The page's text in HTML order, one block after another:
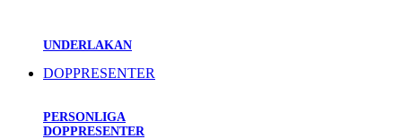
UNDERLAKAN
DOPPRESENTER
PERSONLIGA
DOPPRESENTER